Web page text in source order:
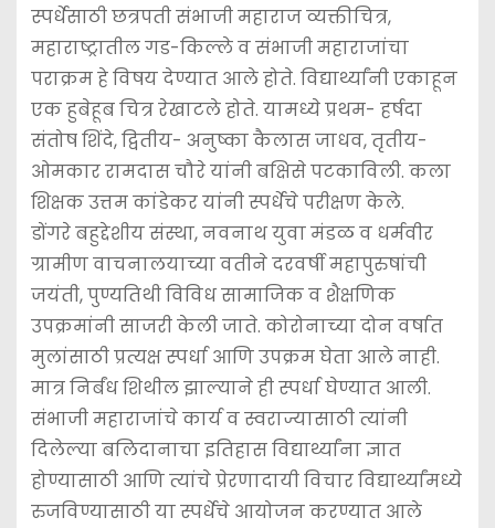
स्पर्धेसाठी छत्रपती संभाजी महाराज व्यक्तीचित्र,
महाराष्ट्रातील गड-किल्ले व संभाजी महाराजांचा
पराक्रम हे विषय देण्यात आले होते. विद्यार्थ्यांनी एकाहून
एक हुबेहूब चित्र रेखाटले होते. यामध्ये प्रथम- हर्षदा
संतोष शिंदे, द्वितीय- अनुष्का कैलास जाधव, तृतीय-
ओमकार रामदास चौरे यांनी बक्षिसे पटकाविली. कला
शिक्षक उत्तम कांडेकर यांनी स्पर्धेचे परीक्षण केले.
डोंगरे बहुद्देशीय संस्था, नवनाथ युवा मंडळ व धर्मवीर
ग्रामीण वाचनालयाच्या वतीने दरवर्षी महापुरुषांची
जयंती, पुण्यतिथी विविध सामाजिक व शैक्षणिक
उपक्रमांनी साजरी केली जाते. कोरोनाच्या दोन वर्षात
मुलांसाठी प्रत्यक्ष स्पर्धा आणि उपक्रम घेता आले नाही.
मात्र निर्बंध शिथील झाल्याने ही स्पर्धा घेण्यात आली.
संभाजी महाराजांचे कार्य व स्वराज्यासाठी त्यांनी
दिलेल्या बलिदानाचा इतिहास विद्यार्थ्यांना ज्ञात
होण्यासाठी आणि त्यांचे प्रेरणादायी विचार विद्यार्थ्यांमध्ये
रुजविण्यासाठी या स्पर्धेचे आयोजन करण्यात आले